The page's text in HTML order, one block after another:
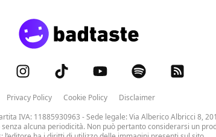
Privacy Policy Cookie Policy
Disclaimer
IVA: 11885930963 - Sede legale: Via Alberico Albricci 8,
alcuna periodicità. Non può pertanto considerarsi un